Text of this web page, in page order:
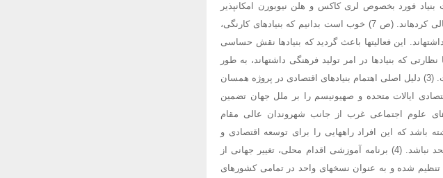
فورد بخصوص لری کاکس و هلن نیوبورن امکانپذیر
نمیشد؛ این دو تن برای تکمیل این راهنما با دست و دل بازی کمکهای مالی کردهاند. (ص 7) خوب است بدانیم که بنیادهای کارنگی،
این فعالیتها باعث گردید که بنیادها نقش حساسی
که بنیادها در امر تولید فرهنگی داشتهاند، به طور
منظم در پیشبرد اهداف سیاست خارجی ایالات متحده استفاده شده است. (3) دلیل اصلی اهتمام بنیادهای اقتصادی در پروژه همسان
ایالات متحده و صهیونیسم را بر ملل جهان تضمین
علوم اجتماعی غرب از جانب شهروندان عالی مقام
که این افراد راههایی را برای توسعه اقتصادی و
اجتماعی بر خواهند گزید که لااقل در تعارض مستقیم با منافع ایالات متحد نباشد. (4) برنامه آموزشی اقدام محلی، تغییر جهانی از
شده و به عنوان نسخهای واحد در تمامی کشورهای